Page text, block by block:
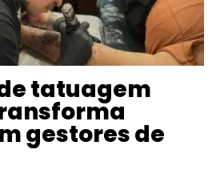
tatuagem
gestores de